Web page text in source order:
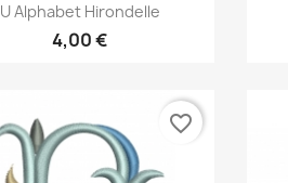
Aperçu rapide
U Alphabet Hirondelle
4,00 €
favorite_border